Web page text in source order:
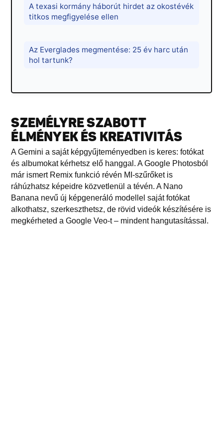
A texasi kormány háborút hirdet az okostévék
titkos megfigyelése ellen
Az Everglades megmentése: 25 év harc után
hol tartunk?
SZEMÉLYRE SZABOTT
ÉLMÉNYEK ÉS KREATIVITÁS
A Gemini a saját képgyűjteményedben is keres: fotókat
és albumokat kérhetsz elő hanggal. A Google Photosból
már ismert Remix funkció révén MI-szűrőket is
ráhúzhatsz képeidre közvetlenül a tévén. A Nano
Banana nevű új képgeneráló modellel saját fotókat
alkothatsz, szerkeszthetsz, de rövid videók készítésére is
megkérheted a Google Veo-t – mindent hangutasítással.